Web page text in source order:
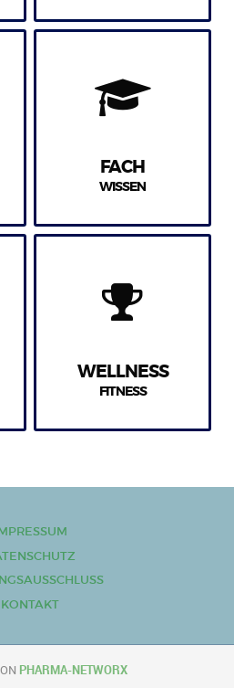
FACH
WISSEN
WELLNESS
FITNESS
KONTAKT
PHARMA-NETWORX